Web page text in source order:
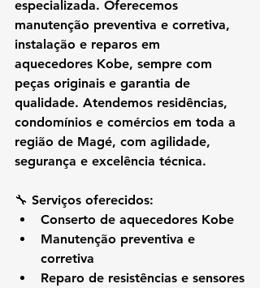
especializada. Oferecemos
manutenção preventiva e corretiva,
instalação e reparos em
aquecedores Kobe, sempre com
peças originais e garantia de
qualidade. Atendemos residências,
condomínios e comércios em toda a
região de Magé, com agilidade,
segurança e excelência técnica.
🔧 Serviços oferecidos:
Conserto de aquecedores Kobe
Manutenção preventiva e
corretiva
Reparo de resistências e sensores